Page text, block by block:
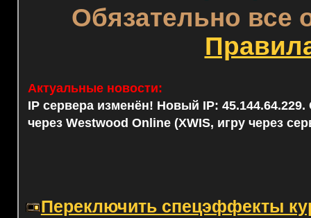
Обязательно все
Актуальные новости:
IP сервера изменён! Новый IP: 45.144.64.229.
через Westwood Online (XWIS, игру через
Переключить спецэффекты